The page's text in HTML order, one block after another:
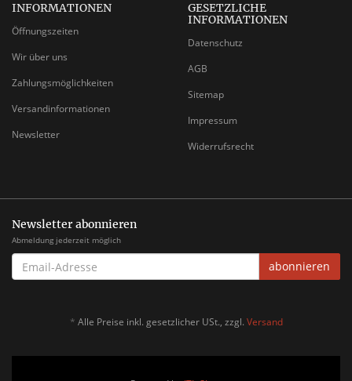
INFORMATIONEN
Öffnungszeiten
Wir über uns
Zahlungsmöglichkeiten
Versandinformationen
Newsletter
GESETZLICHE
INFORMATIONEN
Datenschutz
AGB
Sitemap
Impressum
Widerrufsrecht
Newsletter abonnieren
Abmeldung jederzeit möglich
EMAIL-
ADRESSE
abonnieren
* Alle Preise inkl. gesetzlicher USt., zzgl. Versand